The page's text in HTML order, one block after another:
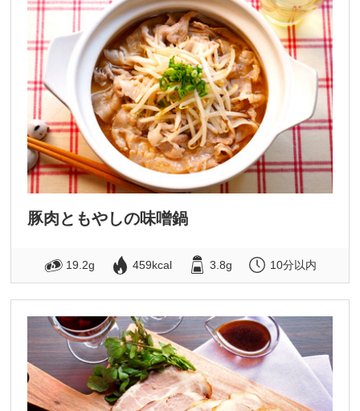
豚肉ともやしの味噌鍋
19.2g 459kcal 3.8g 10分以内